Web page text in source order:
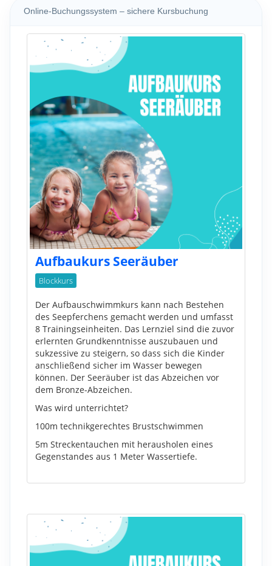
Online-Buchungssystem – sichere Kursbuchung